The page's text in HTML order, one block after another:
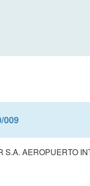
009
S.A. AEROPUERTO